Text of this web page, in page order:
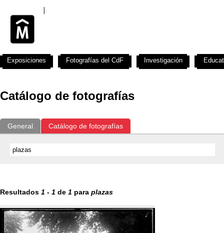
Catálogo de fotografías
General Catálogo de fotografías
Resultados 1 - 1 de 1 para plazas
Exposiciones Fotografías del CdF Investigación